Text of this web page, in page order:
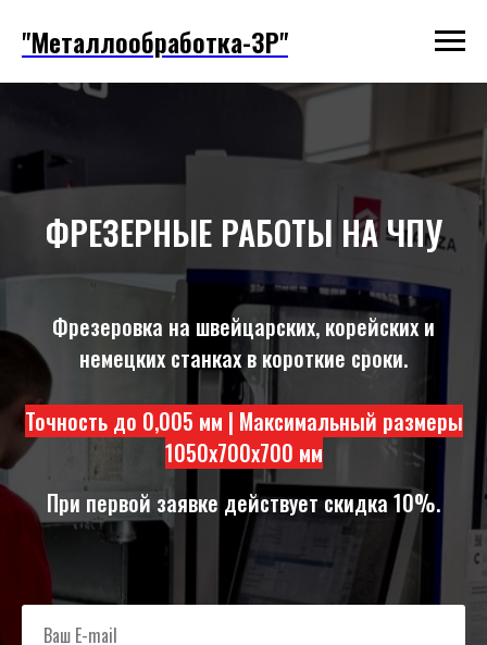
"Металлообработка-ЗР"
ФРЕЗЕРНЫЕ РАБОТЫ НА ЧПУ
Фрезеровка на швейцарских, корейских и
немецких станках в короткие сроки.
Точность до 0,005 мм | Максимальный размеры
1050х700х700 мм
При первой заявке действует скидка 10%.